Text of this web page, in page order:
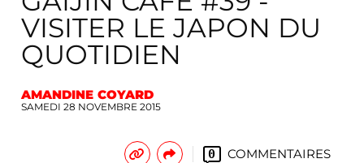
VISITER LE JAPON DU
QUOTIDIEN
AMANDINE COYARD
SAMEDI 28 NOVEMBRE 2015
0 COMMENTAIRES